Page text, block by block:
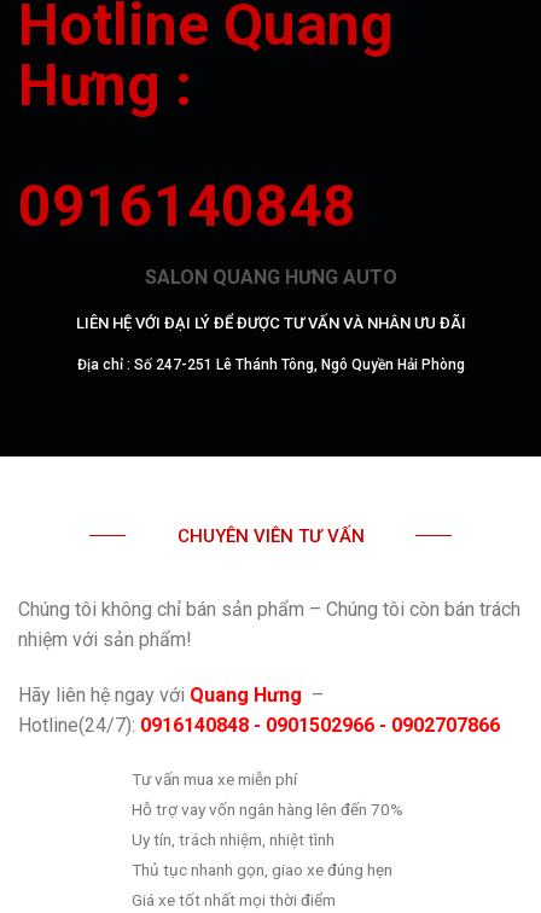
Hotline Quang
Hưng :
0916140848
SALON QUANG HƯNG AUTO
LIÊN HỆ VỚI ĐẠI LÝ ĐỂ ĐƯỢC TƯ VẤN VÀ NHÂN ƯU ĐÃI
Địa chỉ : Số 247-251 Lê Thánh Tông, Ngô Quyền Hải Phòng
CHUYÊN VIÊN TƯ VẤN
Chúng tôi không chỉ bán sản phẩm – Chúng tôi còn bán trách
nhiệm với sản phẩm!
Hãy liên hệ ngay với Quang Hưng –
Hotline(24/7): 0916140848 - 0901502966 - 0902707866
Tư vấn mua xe miễn phí
Hỗ trợ vay vốn ngân hàng lên đến 70%
Uy tín, trách nhiệm, nhiệt tình
Thủ tục nhanh gọn, giao xe đúng hẹn
Giá xe tốt nhất mọi thời điểm